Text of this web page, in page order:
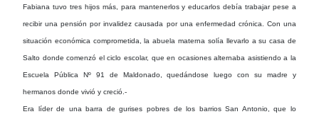
Fabiana tuvo tres hijos más, para mantenerlos y educarlos debía trabajar pese a
recibir una pensión por invalidez causada por una enfermedad crónica. Con una
situación económica comprometida, la abuela materna solía llevarlo a su casa de
Salto donde comenzó el ciclo escolar, que en ocasiones alternaba asistiendo a la
Escuela Pública Nº 91 de Maldonado, quedándose luego con su madre y
hermanos donde vivió y creció.-
Era líder de una barra de gurises pobres de los barrios San Antonio, que lo